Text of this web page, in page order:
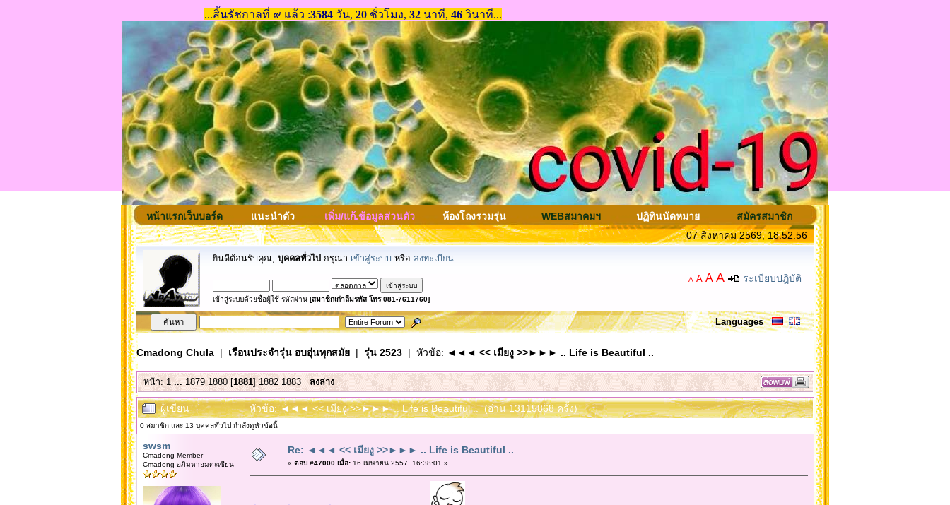
หน้าแรกเว็บบอร์ด แนะนำตัว เพิ่ม/แก้.ข้อมูลส่วนตัว ห้องโถงรวมรุ่น WEBสมาคมฯ ปฏิทินนัดหมาย
สมัครสมาชิก
07 สิงหาคม 2569, 18:52:56
ยินดีต้อนรับคุณ, บุคคลทั่วไป กรุณา เข้าสู่ระบบ หรือ ลงทะเบียน
เข้าสู่ระบบด้วยชื่อผู้ใช้ รหัสผ่าน [สมาชิกเก่าลืมรหัส โทร 081-7611760]
A A A A ระเบียบปฎิบัติ
Languages
Cmadong Chula| เรือนประจำรุ่น อบอุ่นทุกสมัย| รุ่น 2523| หัวข้อ: ◄◄◄ << เมียงู >>►►► .. Life is Beautiful ..
หน้า:1 ... 1879 1880[1881]1882 1883 ลงล่าง
ผู้เขียน หัวข้อ: ◄◄◄ << เมียงู >>►►► .. Life is Beautiful .. (อ่าน 13115868 ครั้ง)
0 สมาชิก และ 13 บุคคลทั่วไป กำลังดูหัวข้อนี้
swsm
Cmadong Member
Cmadong อภิมหาอมตะเซียน
Re: ◄◄◄ << เมียงู >>►►► .. Life is Beautiful ..
« ตอบ #47000 เมื่อ:16 เมษายน 2557, 16:38:01 »